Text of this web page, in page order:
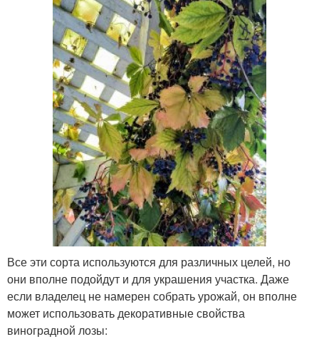
Все эти сорта используются для различных целей, но
они вполне подойдут и для украшения участка. Даже
если владелец не намерен собрать урожай, он вполне
может использовать декоративные свойства
виноградной лозы: